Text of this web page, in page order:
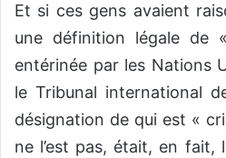
Et si ces gens avaient
une définition légale de
entérinée par les Nations
le Tribunal international
désignation de qui est «
ne l’est pas, était, en fait,